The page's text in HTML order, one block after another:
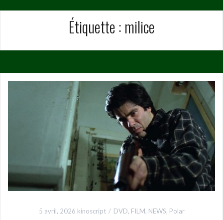
Étiquette : milice
5 avril, 2026 kinoscript DVD, FILM, NEWS, Polar